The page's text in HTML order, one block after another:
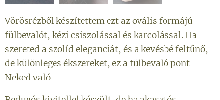
Vörösrézből készítettem ezt az ovális formájú
fülbevalót, kézi csiszolással és karcolással. Ha
szereted a szolíd eleganciát, és a kevésbé feltűnő,
de különleges ékszereket, ez a fülbevaló pont
Neked való.